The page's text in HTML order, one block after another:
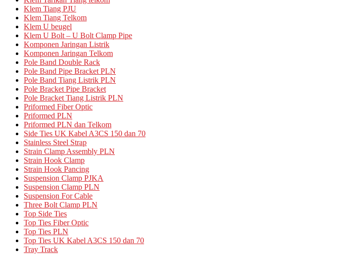
Klem Tiang PJU
Klem Tiang Telkom
Klem U beugel
Klem U Bolt – U Bolt Clamp Pipe
Komponen Jaringan Listrik
Komponen Jaringan Telkom
Pole Band Double Rack
Pole Band Pipe Bracket PLN
Pole Band Tiang Listrik PLN
Pole Bracket Pipe Bracket
Pole Bracket Tiang Listrik PLN
Priformed Fiber Optic
Priformed PLN
Priformed PLN dan Telkom
Side Ties UK Kabel A3CS 150 dan 70
Stainless Steel Strap
Strain Clamp Assembly PLN
Strain Hook Clamp
Strain Hook Pancing
Suspension Clamp PJKA
Suspension Clamp PLN
Suspension For Cable
Three Bolt Clamp PLN
Top Side Ties
Top Ties Fiber Optic
Top Ties PLN
Top Ties UK Kabel A3CS 150 dan 70
Tray Track